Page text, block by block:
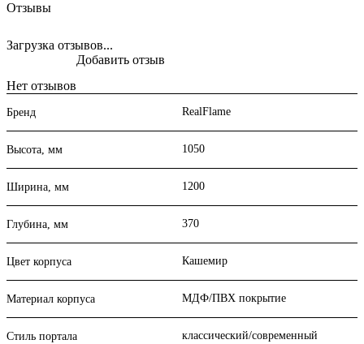
Отзывы
Загрузка отзывов...
Нет отзывов
Добавить отзыв
Бренд RealFlame
Высота, мм 1050
Ширина, мм 1200
Глубина, мм 370
Цвет корпуса Кашемир
Материал корпуса МДФ/ПВХ покрытие
Стиль портала классический/современный